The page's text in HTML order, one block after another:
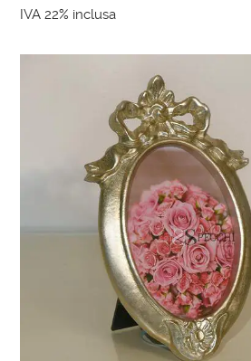
IVA 22% inclusa